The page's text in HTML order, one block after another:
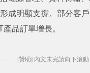
成明顯支撐。部分客
品訂單增長。
[贊助] 內文未完請向下滾動